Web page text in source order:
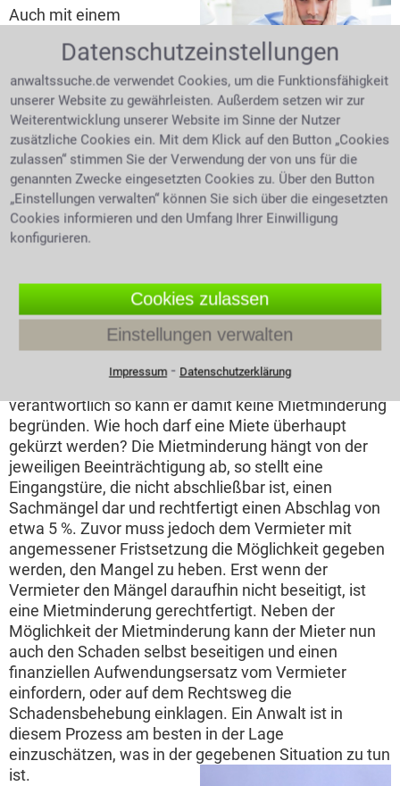
trauriger junger Mann sitzt am
Tisch
Auch mit einem
ausgearbeiteten
Mietvertragist ein
Mieter nicht vor Ärger
geschützt. Nicht nur das Verhältnis zum Eigentümer
kann angespannt sein, auch Schwierigkeiten mit der
Nachbarschaft sind möglich. Ist die Wohnqualität so
stark eingeschränkt, dass eineMietminderung
gefordert werden kann? § 536 BGB zur
"Mietminderung bei Sach- und Rechtsmängeln" legt
fest, dass die Miete bei eingeschränkter Tauglichkeit
Gaststättenlärm, Schimmelbildung oder ähnliches, sie
können für die Minderung einer Miete sprechen.
Sogenannte unerhebliche Einschränkungen, wie etwa
eine defekte Lampe im Gemeinschaftsflur, führen
allerdings nicht zu einer Mietminderung. Ist der Mieter
selbst für die Entstehung eines Schadens
verantwortlich so kann er damit keine Mietminderung
begründen. Wie hoch darf eine Miete überhaupt
gekürzt werden? Die Mietminderung hängt von der
jeweiligen Beeinträchtigung ab, so stellt eine
Eingangstüre, die nicht abschließbar ist, einen
Sachmängel dar und rechtfertigt einen Abschlag von
etwa 5 %. Zuvor muss jedoch dem Vermieter mit
angemessener Fristsetzung die Möglichkeit gegeben
werden, den Mangel zu heben. Erst wenn der
Vermieter den Mängel daraufhin nicht beseitigt, ist
eine Mietminderung gerechtfertigt. Neben der
Möglichkeit der Mietminderung kann der Mieter nun
auch den Schaden selbst beseitigen und einen
finanziellen Aufwendungsersatz vom Vermieter
einfordern, oder auf dem Rechtsweg die
Schadensbehebung einklagen. Ein Anwalt ist in
diesem Prozess am besten in der Lage
einzuschätzen, was in der gegebenen Situation zu tun
ist.
Datenschutzeinstellungen
anwaltssuche.de verwendet Cookies, um die Funktionsfähigkeit
unserer Website zu gewährleisten. Außerdem setzen wir zur
Weiterentwicklung unserer Website im Sinne der Nutzer
zusätzliche Cookies ein. Mit dem Klick auf den Button „Cookies
zulassen“ stimmen Sie der Verwendung der von uns für die
genannten Zwecke eingesetzten Cookies zu. Über den Button
„Einstellungen verwalten“ können Sie sich über die eingesetzten
Cookies informieren und den Umfang Ihrer Einwilligung
konfigurieren.
Cookies zulassen
Einstellungen verwalten
Impressum⁃ Datenschutzerklärung